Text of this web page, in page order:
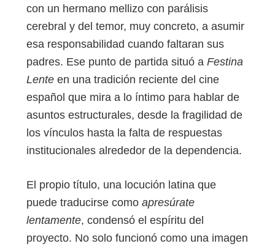
con un hermano mellizo con parálisis
cerebral y del temor, muy concreto, a asumir
esa responsabilidad cuando faltaran sus
padres. Ese punto de partida situó a Festina
Lente en una tradición reciente del cine
español que mira a lo íntimo para hablar de
asuntos estructurales, desde la fragilidad de
los vínculos hasta la falta de respuestas
institucionales alrededor de la dependencia.
El propio título, una locución latina que
puede traducirse como apresúrate
lentamente, condensó el espíritu del
proyecto. No solo funcionó como una imagen